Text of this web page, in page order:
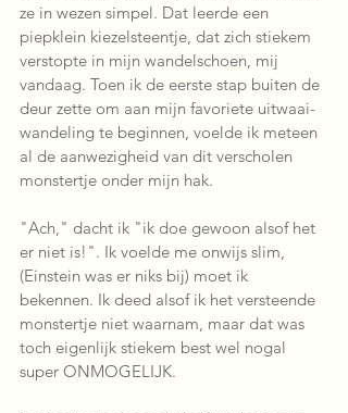
ze in wezen simpel. Dat leerde een
piepklein kiezelsteentje, dat zich stiekem
verstopte in mijn wandelschoen, mij
vandaag. Toen ik de eerste stap buiten de
deur zette om aan mijn favoriete uitwaai-
wandeling te beginnen, voelde ik meteen
al de aanwezigheid van dit verscholen
monstertje onder mijn hak.
"Ach," dacht ik "ik doe gewoon alsof het
er niet is!". Ik voelde me onwijs slim,
(Einstein was er niks bij) moet ik
bekennen. Ik deed alsof ik het versteende
monstertje niet waarnam, maar dat was
toch eigenlijk stiekem best wel nogal
super ONMOGELIJK.